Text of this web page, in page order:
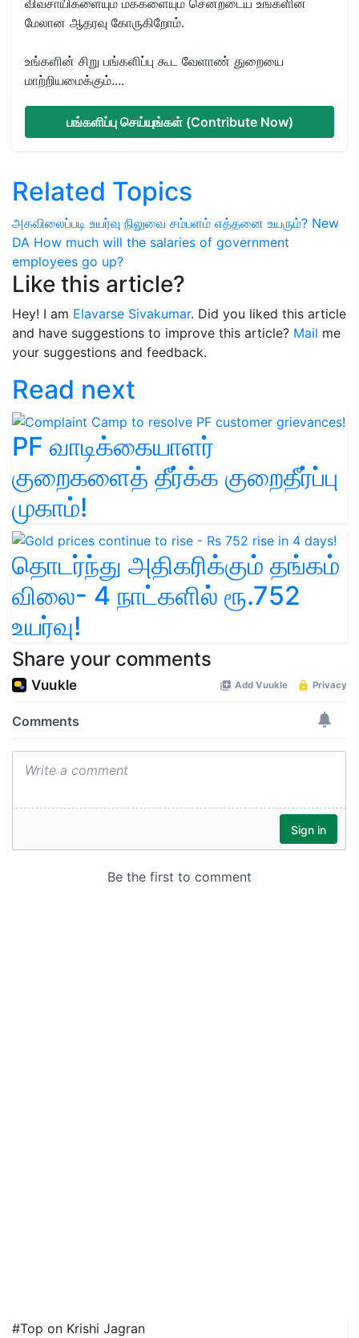
மேலான ஆதரவு கோருகிறோம்.
உங்களின் சிறு பங்களிப்பு கூட வேளாண் துறையை
மாற்றியமைக்கும்....
பங்களிப்பு செய்யுங்கள் (Contribute Now)
Related Topics
அகவிலைப்படி உயர்வு நிலுவை சம்பளம் எத்தனை உயரும்? New
DA How much will the salaries of government
employees go up?
Like this article?
Hey! I am Elavarse Sivakumar. Did you liked this article
and have suggestions to improve this article? Mail me
your suggestions and feedback.
Read next
PF வாடிக்கையாளர்
குறைகளைத் தீர்க்க குறைதீர்ப்பு
முகாம்!
தொடர்ந்து அதிகரிக்கும் தங்கம்
விலை- 4 நாட்களில் ரூ.752
உயர்வு!
Share your comments
#Top on Krishi Jagran